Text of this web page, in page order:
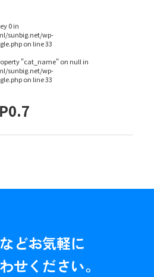
0 in
sunbig.net/wp-
on line33
"cat_name" on null in
sunbig.net/wp-
on line33
どお気軽に
せください。